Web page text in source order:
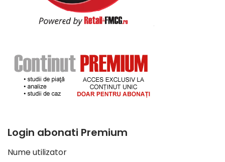
Login abonati Premium
Nume utilizator